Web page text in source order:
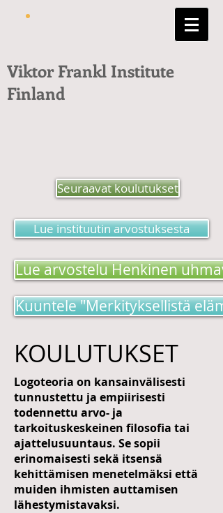
Viktor Frankl Institute
Finland
Seuraavat koulutukset
Lue instituutin arvostuksesta
Lue arvostelu Henkinen
Kuuntele "Merkityksellistä
KOULUTUKSET
Logoteoria on kansainvälisesti
tunnustettu ja empiirisesti
todennettu arvo- ja
tarkoituskeskeinen filosofia tai
ajattelusuuntaus. Se sopii
erinomaisesti sekä itsensä
kehittämisen menetelmäksi että
muiden ihmisten auttamisen
lähestymistavaksi.